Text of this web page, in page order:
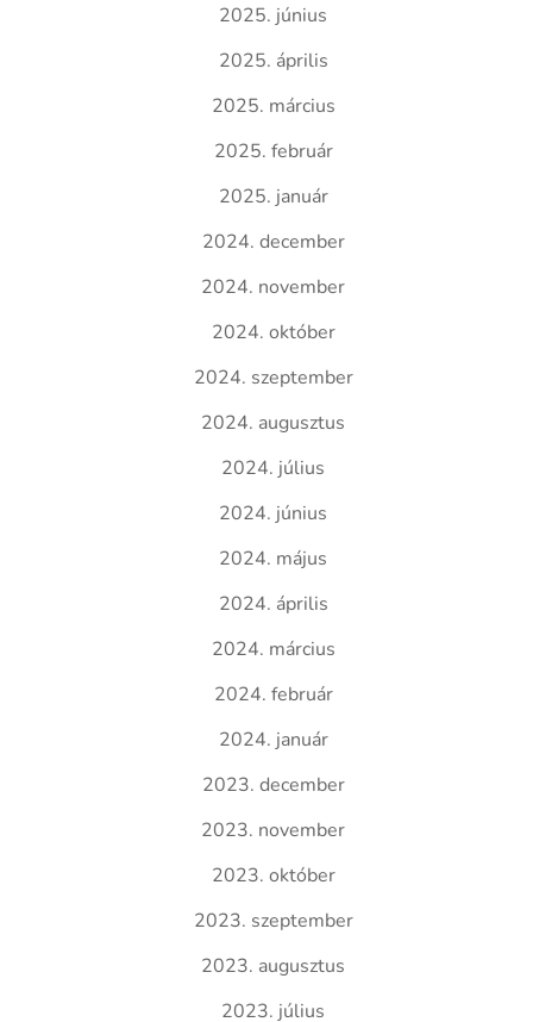
2025. június
2025. április
2025. március
2025. február
2025. január
2024. december
2024. november
2024. október
2024. szeptember
2024. augusztus
2024. július
2024. június
2024. május
2024. április
2024. március
2024. február
2024. január
2023. december
2023. november
2023. október
2023. szeptember
2023. augusztus
2023. július